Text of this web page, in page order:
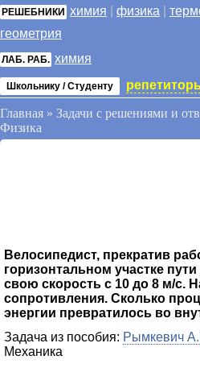
РЕШЕБНИКИ химия физика
геометрия
ЛАБ. РАБ. химия
Школьнику / Студенту
Главная » Задачи с решениями и
Физика
Велосипедист, прекратив
горизонтальном участке
свою скорость с 10 до 8 м/с.
сопротивления. Сколько
энергии превратилось во
Задача из пособия: Рымкевич
Механика